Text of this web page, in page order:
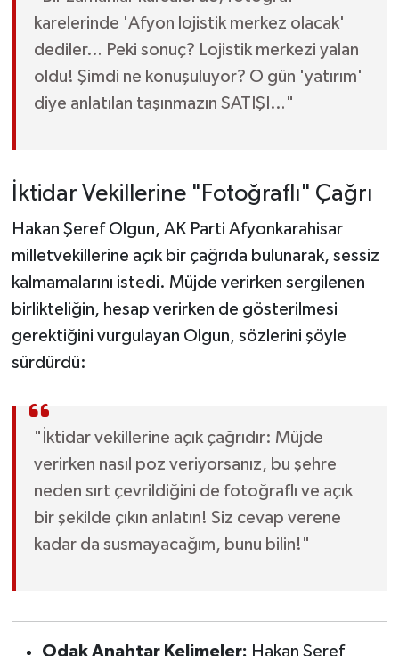
karelerinde 'Afyon lojistik merkez olacak'
dediler… Peki sonuç? Lojistik merkezi yalan
oldu! Şimdi ne konuşuluyor? O gün 'yatırım'
diye anlatılan taşınmazın SATIŞI…"
İktidar Vekillerine "Fotoğraflı" Çağrı
Hakan Şeref Olgun, AK Parti Afyonkarahisar
milletvekillerine açık bir çağrıda bulunarak, sessiz
kalmamalarını istedi. Müjde verirken sergilenen
birlikteliğin, hesap verirken de gösterilmesi
gerektiğini vurgulayan Olgun, sözlerini şöyle
sürdürdü:
"İktidar vekillerine açık çağrıdır: Müjde
verirken nasıl poz veriyorsanız, bu şehre
neden sırt çevrildiğini de fotoğraflı ve açık
bir şekilde çıkın anlatın! Siz cevap verene
kadar da susmayacağım, bunu bilin!"
Odak Anahtar Kelimeler: Hakan Şeref